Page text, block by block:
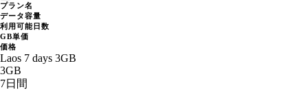
プラン名
データ容量
利用可能日数
GB単価
価格
Laos 7 days 3GB
3GB
7日間